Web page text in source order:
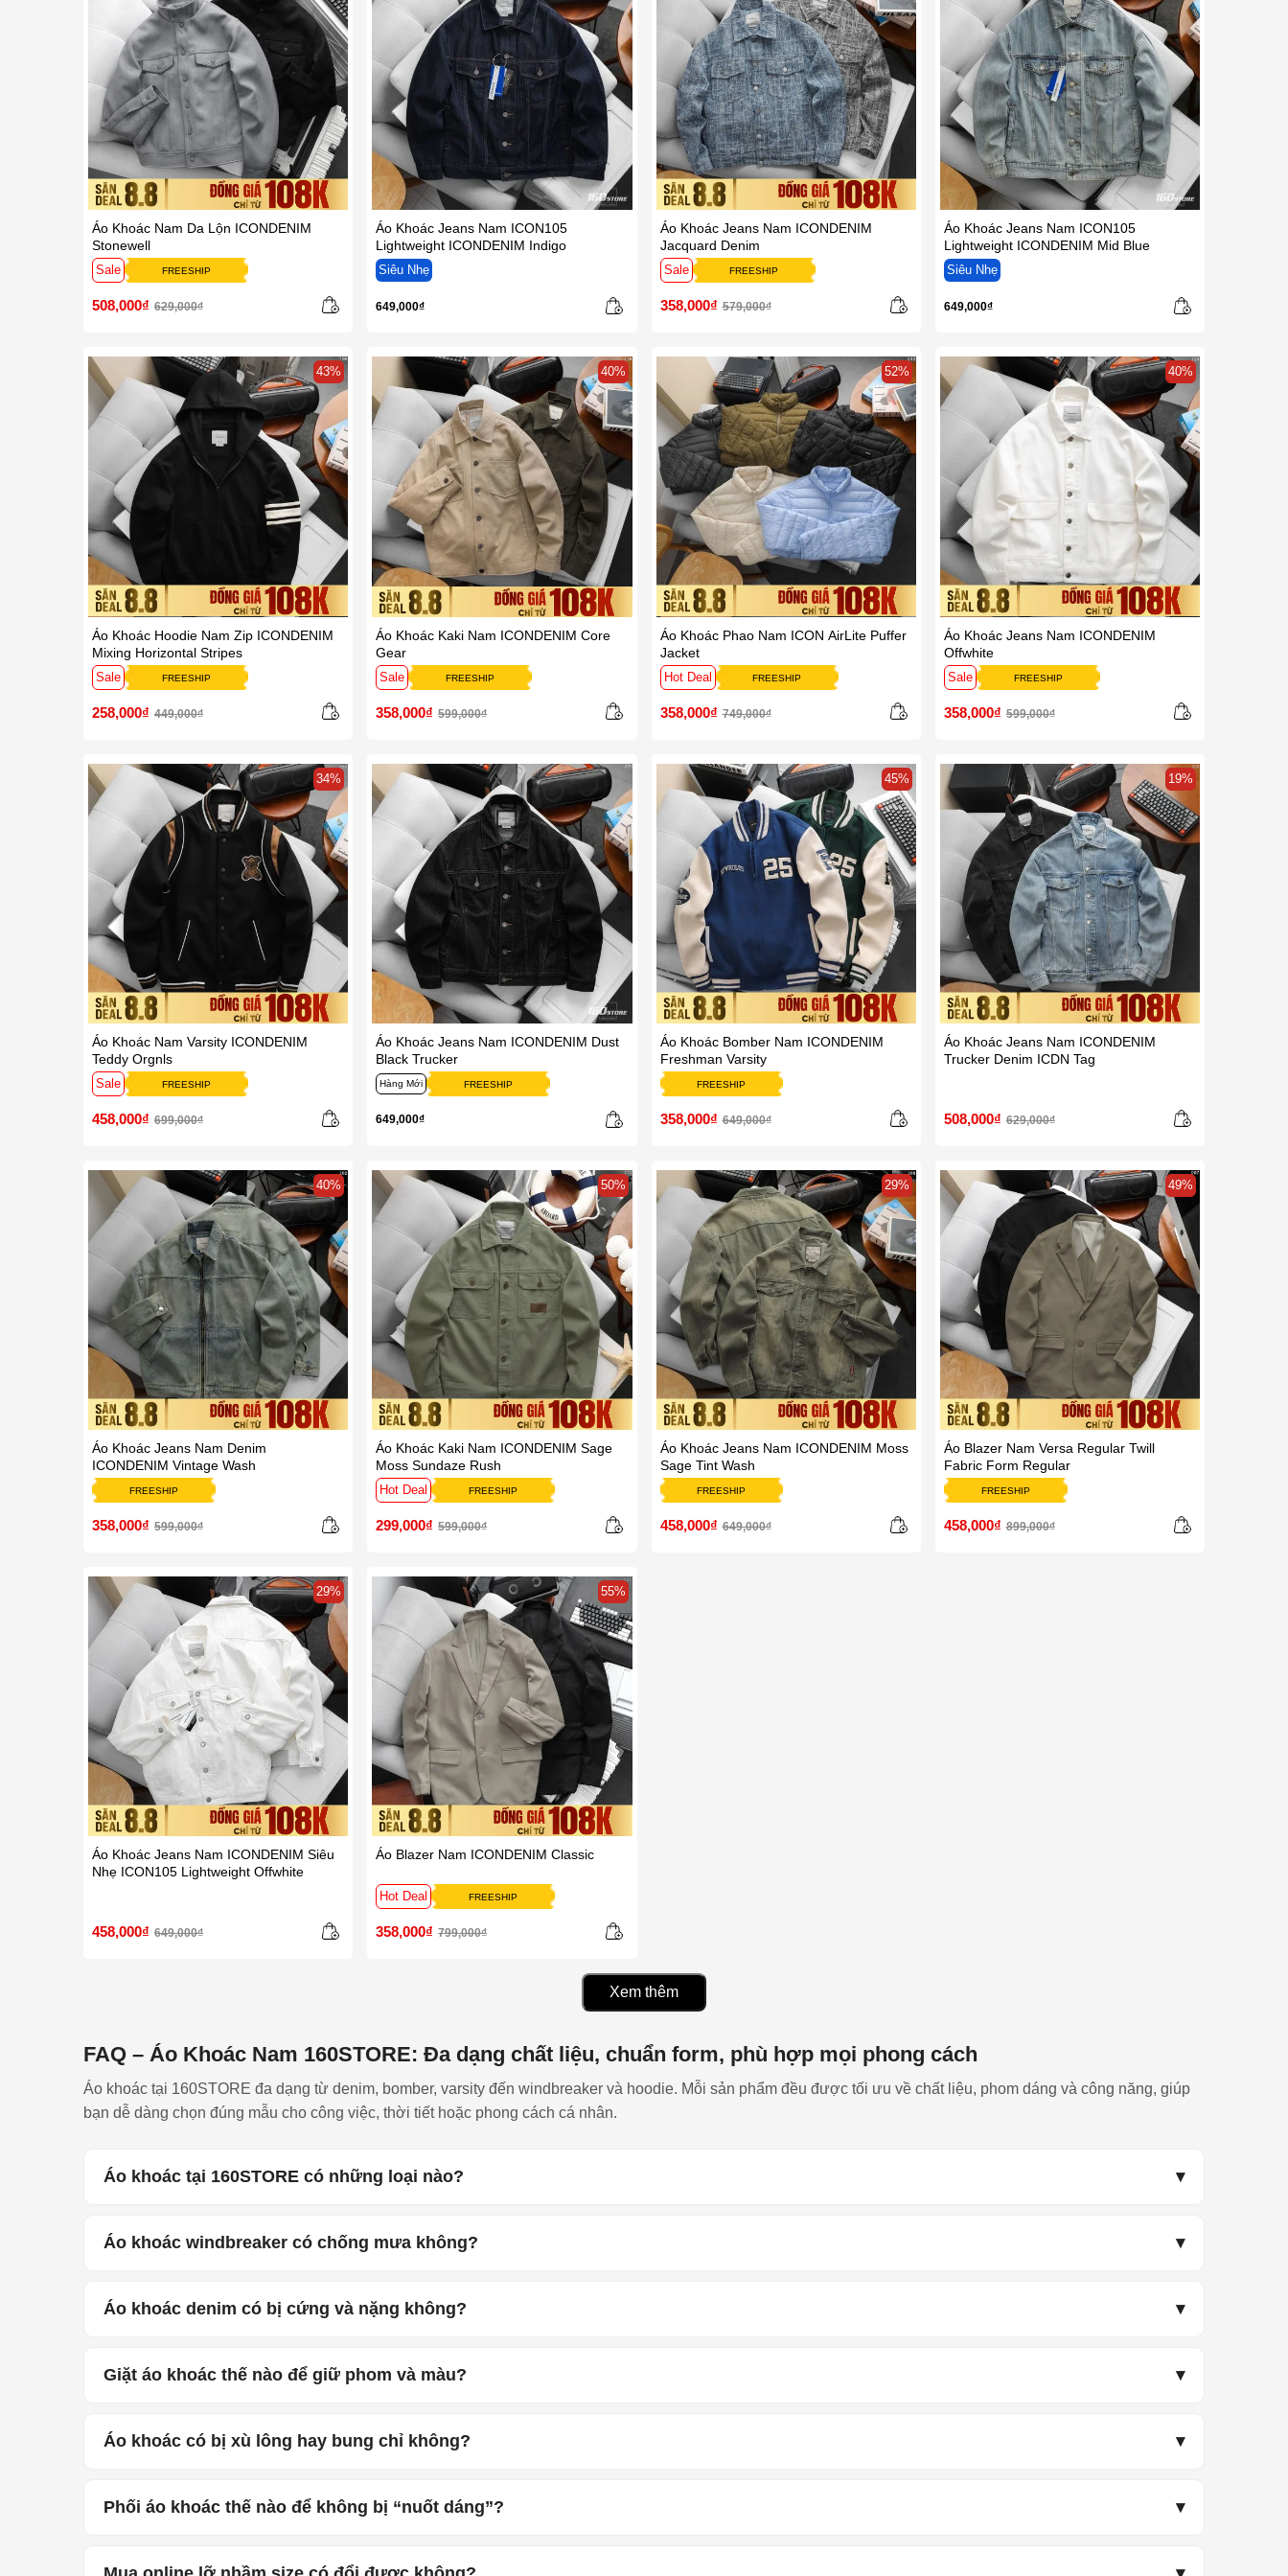
Áo Khoác Nam Da Lộn ICONDENIM
Stonewell
Sale FREESHIP
508,000₫ 629,000₫
Áo Khoác Jeans Nam ICON105
Lightweight ICONDENIM Indigo
Siêu Nhẹ
649,000₫
Áo Khoác Jeans Nam ICONDENIM
Jacquard Denim
Sale FREESHIP
358,000₫ 579,000₫
Áo Khoác Jeans Nam ICON105
Lightweight ICONDENIM Mid Blue
Siêu Nhẹ
649,000₫
43%
Áo Khoác Hoodie Nam Zip ICONDENIM
Mixing Horizontal Stripes
Sale FREESHIP
258,000₫ 449,000₫
40%
Áo Khoác Kaki Nam ICONDENIM Core
Gear
Sale FREESHIP
358,000₫ 599,000₫
52%
Áo Khoác Phao Nam ICON AirLite Puffer
Jacket
Hot Deal FREESHIP
358,000₫ 749,000₫
40%
Áo Khoác Jeans Nam ICONDENIM
Offwhite
Sale FREESHIP
358,000₫ 599,000₫
34%
Áo Khoác Nam Varsity ICONDENIM
Teddy Orgnls
Sale FREESHIP
458,000₫ 699,000₫
Áo Khoác Jeans Nam ICONDENIM Dust
Black Trucker
Hàng Mới FREESHIP
649,000₫
45%
Áo Khoác Bomber Nam ICONDENIM
Freshman Varsity
FREESHIP
358,000₫ 649,000₫
19%
Áo Khoác Jeans Nam ICONDENIM
Trucker Denim ICDN Tag
508,000₫ 629,000₫
40%
Áo Khoác Jeans Nam Denim
ICONDENIM Vintage Wash
FREESHIP
358,000₫ 599,000₫
50%
Áo Khoác Kaki Nam ICONDENIM Sage
Moss Sundaze Rush
Hot Deal FREESHIP
299,000₫ 599,000₫
29%
Áo Khoác Jeans Nam ICONDENIM Moss
Sage Tint Wash
FREESHIP
458,000₫ 649,000₫
49%
Áo Blazer Nam Versa Regular Twill
Fabric Form Regular
FREESHIP
458,000₫ 899,000₫
29%
Áo Khoác Jeans Nam ICONDENIM Siêu
Nhẹ ICON105 Lightweight Offwhite
458,000₫ 649,000₫
55%
Áo Blazer Nam ICONDENIM Classic
Hot Deal FREESHIP
358,000₫ 799,000₫
Xem thêm
FAQ – Áo Khoác Nam 160STORE: Đa dạng chất liệu, chuẩn form, phù hợp mọi phong cách
Áo khoác tại 160STORE đa dạng từ denim, bomber, varsity đến windbreaker và hoodie. Mỗi sản phẩm đều được tối ưu về chất liệu, phom dáng và công năng, giúp
bạn dễ dàng chọn đúng mẫu cho công việc, thời tiết hoặc phong cách cá nhân.
Áo khoác tại 160STORE có những loại nào?
Áo khoác windbreaker có chống mưa không?
Áo khoác denim có bị cứng và nặng không?
Giặt áo khoác thế nào để giữ phom và màu?
Áo khoác có bị xù lông hay bung chỉ không?
Phối áo khoác thế nào để không bị “nuốt dáng”?